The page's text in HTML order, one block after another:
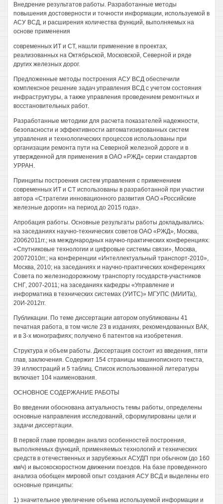
Внедрение результатов работы. Разработанные методы
повышения достоверности и точности информации, используемой в
АСУ ВСД, и расширения количества функций, выполняемых на
основе применения
современных ИТ и СТ, нашли применение в проектах,
реализованных на Октябрьской, Московской, Северной и ряде
других железных дорог.
Предложенные методы построения АСУ ВСД обеспечили
комплексное решение задач управления ВСД с учетом состояния
инфраструктуры, а также управления проведением ремонтных и
восстановительных работ.
Разработанные методики для расчета показателей надежности,
безопасности и эффективности автоматизированных систем
управления и технологических процессов использованы при
организации ремонта пути на Северной железной дороге и в
утвержденной для применения в ОАО «РЖД» серии стандартов
УРРАН.
Принципы построения систем управления с применением
современных ИТ и СТ использованы в разработанной при участии
автора «Стратегии инновационного развития ОАО «Российские
железные дороги» на период до 2015 года».
Апробация работы. Основные результаты работы докладывались:
на заседаниях научно-технических советов ОАО «РЖД», Москва,
20062011гг.; на международных научно-практических конференциях:
«Спутниковые технологии и цифровые системы связи», Москва,
20072010гг.; на конференции «Интеллектуальный транспорт-2010»,
Москва, 2010; на заседаниях и научно-практических конференциях
Совета по железнодорожному транспорту государств-участников
СНГ, 2007-2011; на заседаниях кафедры «Управление и
информатика в технических системах (УИТС)» МГУПС (МИИТа),
20И-2012гг.
Публикации. По теме диссертации автором опубликованы 41
печатная работа, в том числе 23 в изданиях, рекомендованных ВАК,
и в 3-х монографиях; получено 6 патентов на изобретения.
Структура и объем работы. Диссертация состоит из введения, пяти
глав, заключения. Содержит 154 страницы машинописного текста,
39 иллюстраций и 5 таблиц. Список использованной литературы
включает 104 наименования.
ОСНОВНОЕ СОДЕРЖАНИЕ РАБОТЫ
Во введении обоснована актуальность темы работы, определены
основные направления исследований, сформулированы цели и
задачи диссертации.
В первой главе проведен анализ особенностей построения,
выполняемых функций, применяемых технологий и технических
средств в отечественных и зарубежных АСУДП при обычном (до 160
км/ч) и высокоскоростном движении поездов. На базе проведенного
анализа обобщен мировой опыт создания АСУ ВСД и выделены его
основные принципы:
1) значительное увеличение объема используемой информации и